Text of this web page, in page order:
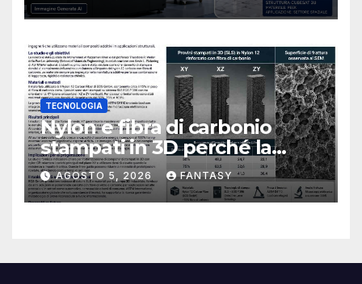
TECNOLOGIA
Nylon e fibra di carbonio
stampati in 3D perché la
resistenza agli urti dipende
dal processo
AGOSTO 5, 2026 FANTASY